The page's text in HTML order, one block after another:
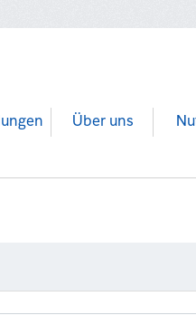
Über uns